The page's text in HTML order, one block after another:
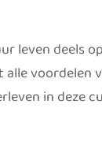
leven deels op
in deze